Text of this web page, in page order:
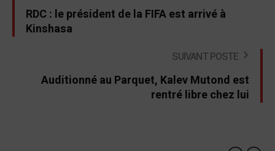
RDC : le président de la FIFA est arrivé à
Kinshasa
SUIVANT POSTE
Auditionné au Parquet, Kalev Mutond est
rentré libre chez lui